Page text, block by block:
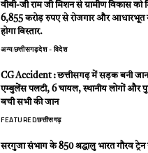
वीबी-जी राम जी मिशन से ग्रामीण विकास को
6,855 करोड़ रुपए से रोजगार और आधारभूत
होगा विस्तार.
अन्यछत्तीसगढ़देश - विदेश
CG Accident : छत्तीसगढ़ में सड़क बनी
एम्बुलेंस पलटी, 6 घायल, स्थानीय लोगों और
बची सभी की जान
FEATUREDछत्तीसगढ़
सरगुजा संभाग के 850 श्रद्धालु भारत गौरव